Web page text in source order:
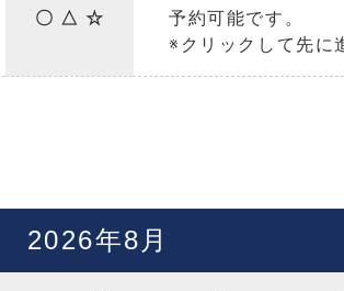
〇 △ ☆
予約可能です。
※クリックして先に
2026年8月